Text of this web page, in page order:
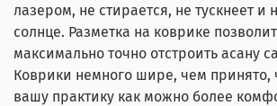
лазером, не стирается, не тускнеет и
солнце. Разметка на коврике
максимально точно отстроить асану
Коврики немного шире, чем принято,
вашу практику как можно более